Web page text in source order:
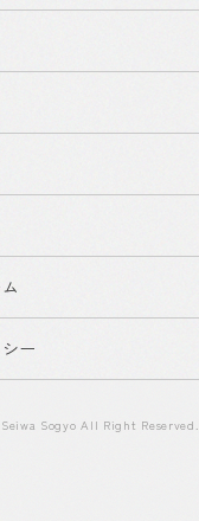
ー
Sogyo All Right Reserved.